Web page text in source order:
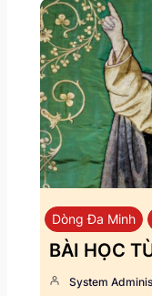
Dòng Đa Minh
BÀI HỌC
System